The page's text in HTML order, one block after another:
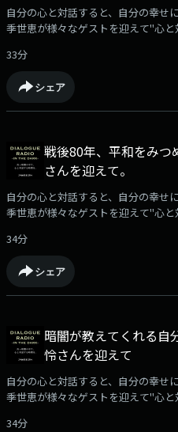
自分の心と対話すると、自分の幸
季世恵が様々なゲストを迎えて"心
ました。
33分
シェア
戦後80年、平和をみつ
さんを迎えて。
自分の心と対話すると、自分の幸
季世恵が様々なゲストを迎えて"心
34分
シェア
暗闇が教えてくれる自
怜さんを迎えて
自分の心と対話すると、自分の幸
季世恵が様々なゲストを迎えて"心
34分